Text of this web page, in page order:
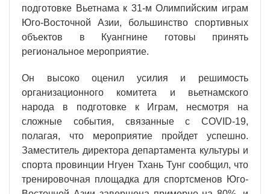
подготовке Вьетнама к 31-м Олимпийским играм
Юго-Восточной Азии, большинство спортивных
объектов в Куангнине готовы принять
региональное мероприятие.
Он высоко оценил усилия и решимость
организационного комитета и вьетнамского
народа в подготовке к Играм, несмотря на
сложные события, связанные с COVID-19,
полагая, что мероприятие пройдет успешно.
Заместитель директора департамента культуры и
спорта провинции Нгуен Тхань Тунг сообщил, что
тренировочная площадка для спортсменов Юго-